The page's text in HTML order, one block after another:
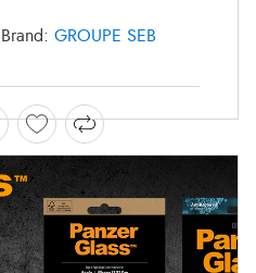
Brand:GROUPE SEB